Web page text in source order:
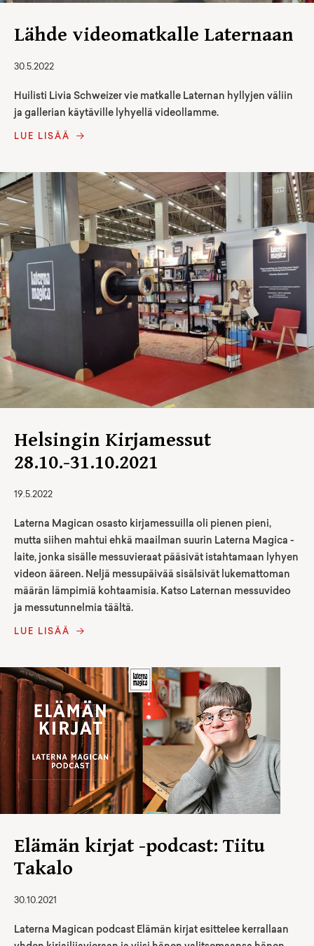
Lähde videomatkalle Laternaan
30.5.2022
Huilisti Livia Schweizer vie matkalle Laternan hyllyjen väliin
ja gallerian käytäville lyhyellä videollamme.
LUE LISÄÄ
Helsingin Kirjamessut
28.10.-31.10.2021
19.5.2022
Laterna Magican osasto kirjamessuilla oli pienen pieni,
mutta siihen mahtui ehkä maailman suurin Laterna Magica -
laite, jonka sisälle messuvieraat pääsivät istahtamaan lyhyen
videon ääreen. Neljä messupäivää sisälsivät lukemattoman
määrän lämpimiä kohtaamisia. Katso Laternan messuvideo
ja messutunnelmia täältä.
LUE LISÄÄ
Elämän kirjat -podcast: Tiitu
Takalo
30.10.2021
Laterna Magican podcast Elämän kirjat esittelee kerrallaan